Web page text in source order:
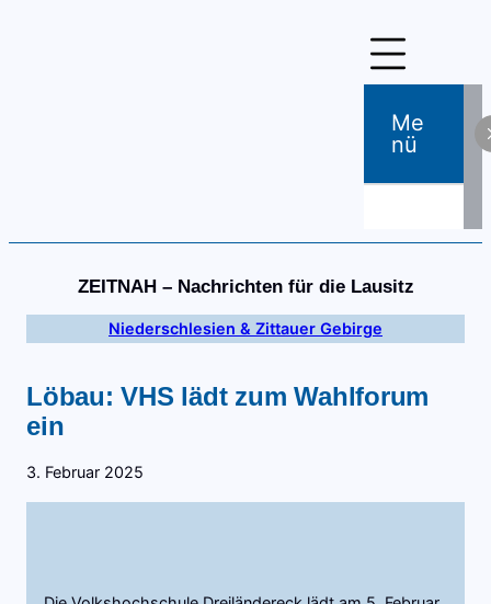
Me
Nü
ZEITNAH – Nachrichten für die Lausitz
Niederschlesien & Zittauer Gebirge
Löbau: VHS lädt zum Wahlforum
ein
3. Februar 2025